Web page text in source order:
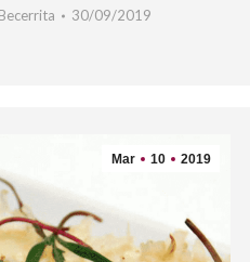
30/09/2019
Mar 10 2019